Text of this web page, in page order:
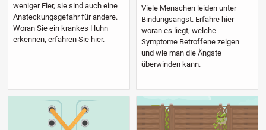
weniger Eier, sie sind auch eine
Ansteckungsgefahr für andere.
Woran Sie ein krankes Huhn
erkennen, erfahren Sie hier.
Viele Menschen leiden unter
Bindungsangst. Erfahre hier
woran es liegt, welche
Symptome Betroffene zeigen
und wie man die Ängste
überwinden kann.